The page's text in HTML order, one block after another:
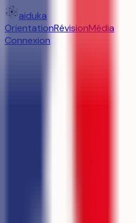
aiduka
OrientationRévisionMédia
Connexion